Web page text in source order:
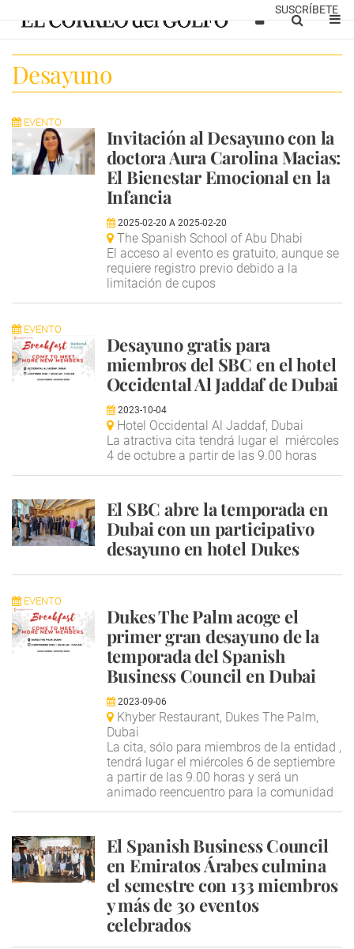
SUSCRÍBETE
Desayuno
EVENTO
Invitación al Desayuno con la
doctora Aura Carolina Macias:
El Bienestar Emocional en la
Infancia
2025-02-20 A 2025-02-20
The Spanish School of Abu Dhabi
El acceso al evento es gratuito, aunque se
requiere registro previo debido a la
limitación de cupos
EVENTO
Desayuno gratis para
miembros del SBC en el hotel
Occidental Al Jaddaf de Dubai
2023-10-04
Hotel Occidental Al Jaddaf, Dubai
La atractiva cita tendrá lugar el miércoles
4 de octubre a partir de las 9.00 horas
El SBC abre la temporada en
Dubai con un participativo
desayuno en hotel Dukes
EVENTO
Dukes The Palm acoge el
primer gran desayuno de la
temporada del Spanish
Business Council en Dubai
2023-09-06
Khyber Restaurant, Dukes The Palm,
Dubai
La cita, sólo para miembros de la entidad ,
tendrá lugar el miércoles 6 de septiembre
a partir de las 9.00 horas y será un
animado reencuentro para la comunidad
El Spanish Business Council
en Emiratos Árabes culmina
el semestre con 133 miembros
y más de 30 eventos
celebrados